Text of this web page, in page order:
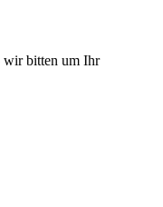
wir bitten um Ihr